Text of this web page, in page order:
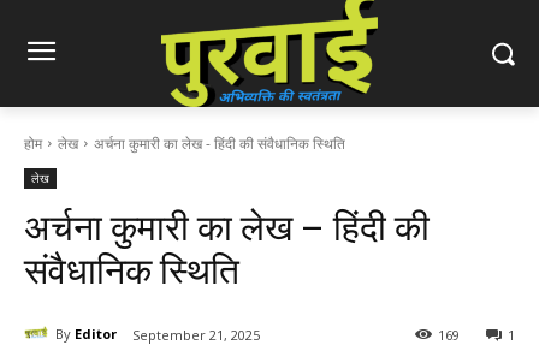
होम लेख अर्चना कुमारी का लेख - हिंदी की संवैधानिक स्थिति
लेख
अर्चना कुमारी का लेख – हिंदी की
संवैधानिक स्थिति
By Editor September 21, 2025 1
169